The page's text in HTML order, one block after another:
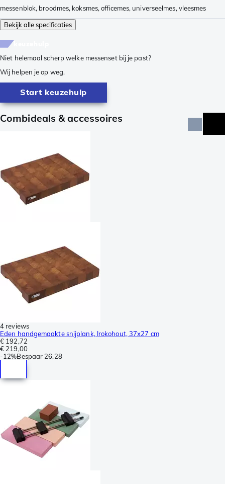
messenblok, broodmes, koksmes,officemes, universeelmes, vleesmes
Bekijk alle specificaties
Niet helemaal scherp welke messenset bij je past?
Wij helpen je op weg.
Start keuzehulp
Combideals & accessoires
4 reviews
Eden handgemaakte snijplank, Irokohout, 37x27 cm
€ 192,72
€ 219,00
-12%Bespaar 26,28